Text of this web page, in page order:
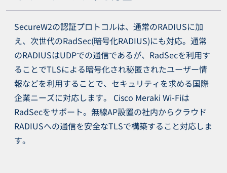
SecureW2の認証プロトコルは、通常のRADIUSに加
え、次世代のRadSec(暗号化RADIUS)にも対応。通常
のRADIUSはUDPでの通信であるが、RadSecを利用す
ることでTLSによる暗号化され秘匿されたユーザー情
報などを利用することで、セキュリティを求める国際
企業ニーズに対応します。 Cisco Meraki Wi-Fiは
RadSecをサポート。無線AP設置の社内からクラウド
RADIUSへの通信を安全なTLSで構築すること対応しま
す。